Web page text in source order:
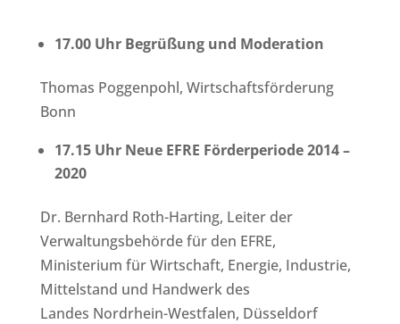
17.00 Uhr Begrüßung und Moderation
Thomas Poggenpohl, Wirtschaftsförderung
Bonn
17.15 Uhr Neue EFRE Förderperiode 2014 –
2020
Dr. Bernhard Roth-Harting, Leiter der
Verwaltungsbehörde für den EFRE,
Ministerium für Wirtschaft, Energie, Industrie,
Mittelstand und Handwerk des
Landes Nordrhein-Westfalen, Düsseldorf